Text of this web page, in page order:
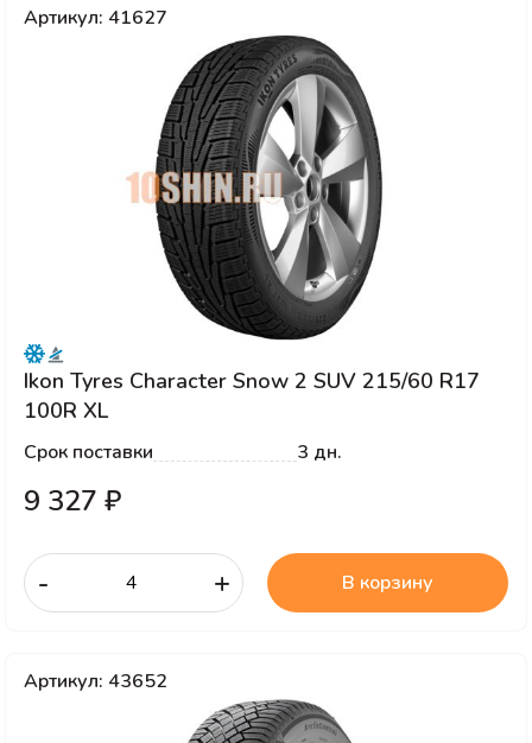
Артикул: 41627
Ikon Tyres Character Snow 2 SUV 215/60 R17
100R XL
Срок поставки 3 дн.
9 327 ₽
- + В корзину
Артикул: 43652